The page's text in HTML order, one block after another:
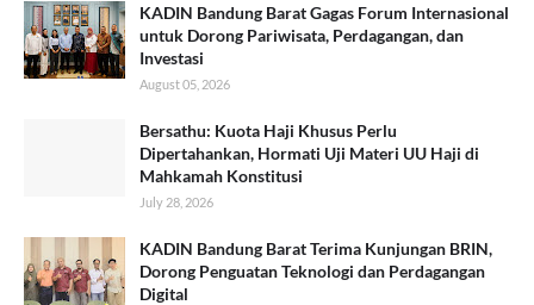
KADIN Bandung Barat Gagas Forum Internasional
untuk Dorong Pariwisata, Perdagangan, dan
Investasi
August 05, 2026
Bersathu: Kuota Haji Khusus Perlu
Dipertahankan, Hormati Uji Materi UU Haji di
Mahkamah Konstitusi
July 28, 2026
KADIN Bandung Barat Terima Kunjungan BRIN,
Dorong Penguatan Teknologi dan Perdagangan
Digital